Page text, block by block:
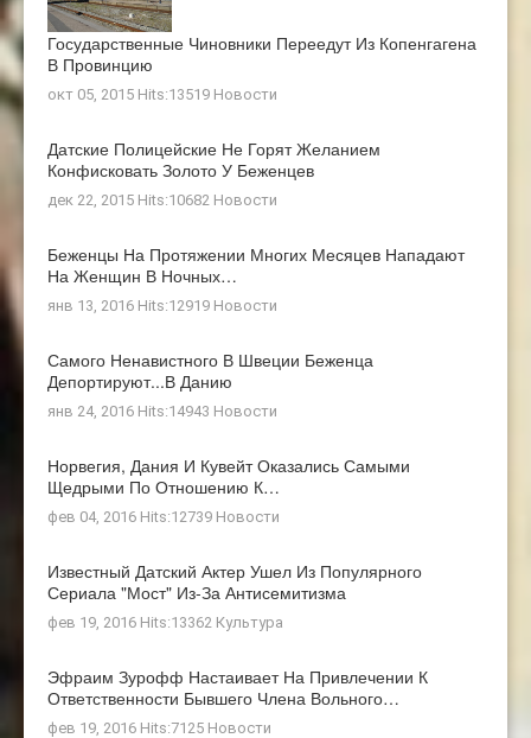
Государственные Чиновники Переедут Из Копенгагена
В Провинцию
окт 05, 2015 Hits:13519 Новости
Датские Полицейские Не Горят Желанием
Конфисковать Золото У Беженцев
дек 22, 2015 Hits:10682 Новости
Беженцы На Протяжении Многих Месяцев Нападают
На Женщин В Ночных…
янв 13, 2016 Hits:12919 Новости
Самого Ненавистного В Швеции Беженца
Депортируют...в Данию
янв 24, 2016 Hits:14943 Новости
Норвегия, Дания И Кувейт Оказались Самыми
Щедрыми По Отношению К…
фев 04, 2016 Hits:12739 Новости
Известный Датский Актер Ушел Из Популярного
Сериала "Мост" Из-За Антисемитизма
фев 19, 2016 Hits:13362 Культура
Эфраим Зурофф Настаивает На Привлечении К
Ответственности Бывшего Члена Вольного…
фев 19, 2016 Hits:7125 Новости